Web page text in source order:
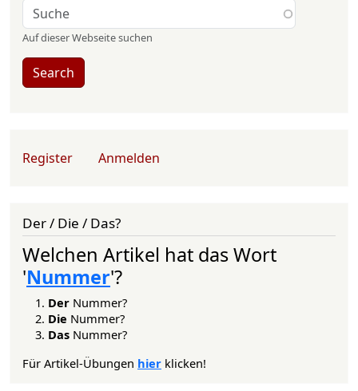
Auf dieser Webseite suchen
Search
User account menu
Register Anmelden
Der / Die / Das?
Welchen Artikel hat das Wort
'Nummer'?
Der Nummer?
Die Nummer?
Das Nummer?
Für Artikel-Übungen hier klicken!